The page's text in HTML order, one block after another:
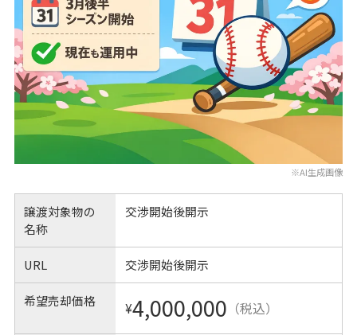
※AI生成画像
譲渡対象物の
名称
交渉開始後開示
URL 交渉開始後開示
希望売却価格 ¥4,000,000 （税込）